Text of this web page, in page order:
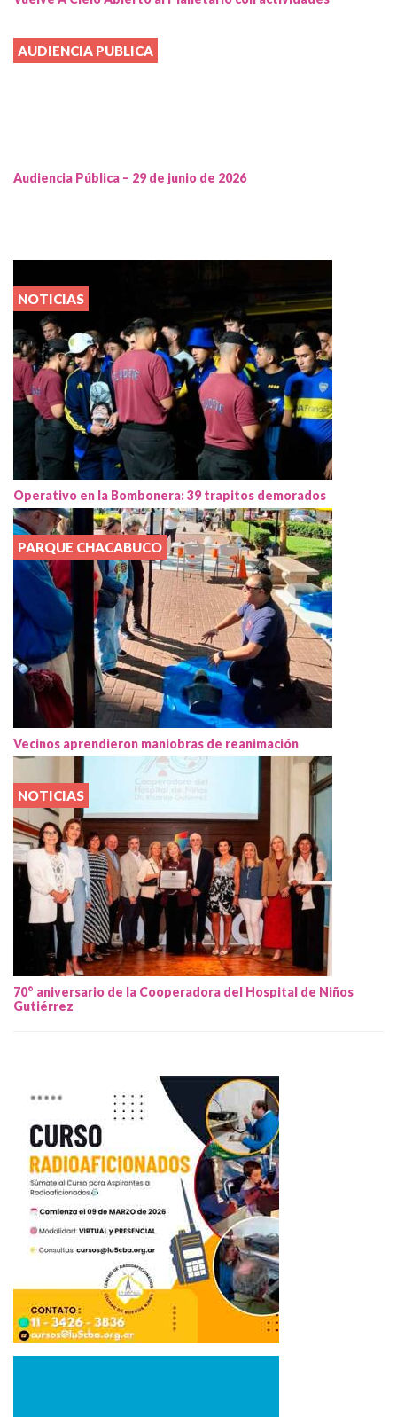
AUDIENCIA PUBLICA
Audiencia Pública – 29 de junio de 2026
NOTICIAS
Operativo en la Bombonera: 39 trapitos demorados
PARQUE CHACABUCO
Vecinos aprendieron maniobras de reanimación
NOTICIAS
70° aniversario de la Cooperadora del Hospital de Niños
Gutiérrez